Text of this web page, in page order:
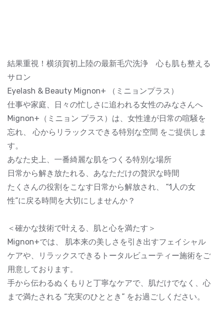
結果重視！横須賀初上陸の最新毛穴洗浄 心も肌も整える
サロン
Eyelash & Beauty Mignon+ （ミニョンプラス）
仕事や家庭、日々の忙しさに追われる女性のみなさんへ
Mignon+（ミニョン プラス）は、女性達が日常の喧騒を
忘れ、 心からリラックスできる特別な空間 をご提供しま
す。
あなた史上、一番綺麗な肌をつくる特別な場所
日常から解き放たれる、あなただけの贅沢な時間
たくさんの役割をこなす日常から解放され、 “1人の女
性”に戻る時間を大切にしませんか？
＜確かな技術で叶える、肌と心を満たす＞
Mignon+では、 肌本来の美しさを引き出すフェイシャル
ケアや、リラックスできるトータルビューティー施術をご
用意しております。
手から伝わるぬくもりと丁寧なケアで、肌だけでなく、心
まで満たされる “充実のひととき” をお過ごしください。